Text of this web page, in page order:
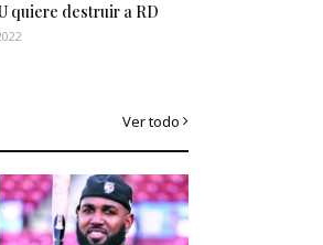
quiere destruir a RD
Ver todo